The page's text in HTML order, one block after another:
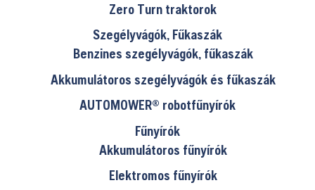
Zero Turn traktorok
Szegélyvágók, Fűkaszák
Benzines szegélyvágók, fűkaszák
Akkumulátoros szegélyvágók és fűkaszák
AUTOMOWER® robotfűnyírók
Fűnyírók
Akkumulátoros fűnyírók
Elektromos fűnyírók